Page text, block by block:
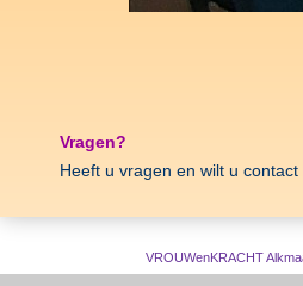
VROUWenKRACHT
Vragen?
Heeft u vragen en wilt u